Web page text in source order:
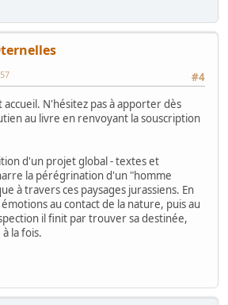
#4
accueil. N'hésitez pas à apporter dès
au livre en renvoyant la souscription
d'un projet global - textes et
la pérégrination d'un "homme
à travers ces paysages jurassiens. En
au contact de la nature, puis au
il finit par trouver sa destinée,
la fois.